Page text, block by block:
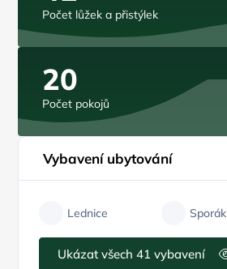
Počet lůžek a přistýlek
20
Počet pokojů
Vybavení ubytování
Lednice Sporák
Ukázat všech 41 vybavení